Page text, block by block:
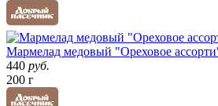
Мармелад медовый "Ореховое
440 руб.
200 г